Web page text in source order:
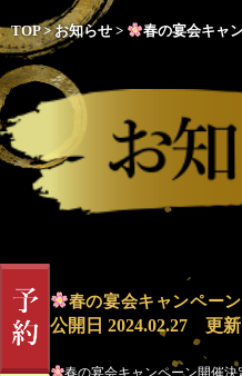
TOP>お知らせ > 春の宴会キャ
春の宴会キャンペー
公開日 2024.02.27更新
春の宴会キャンペーン開催決